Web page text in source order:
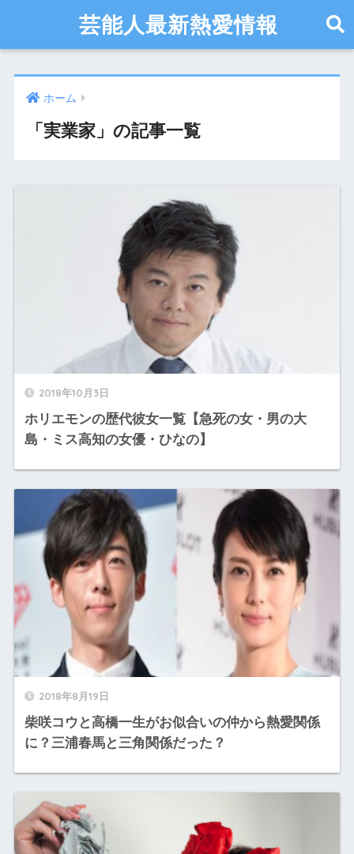
芸能人最新熱愛情報
ホーム
「実業家」の記事一覧
2018年10月3日
ホリエモンの歴代彼女一覧【急死の女・男の大
島・ミス高知の女優・ひなの】
2018年8月19日
柴咲コウと高橋一生がお似合いの仲から熱愛関係
に？三浦春馬と三角関係だった？